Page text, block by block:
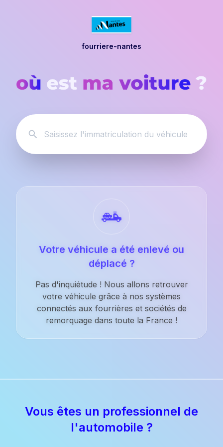
fourriere-nantes
Saisissez l'immatriculation du véhicule
Votre véhicule a été enlevé ou
déplacé ?
Pas d'inquiétude ! Nous allons retrouver
votre véhicule grâce à nos systèmes
connectés aux fourrières et sociétés de
remorquage dans toute la France !
Vous êtes un professionnel de
l'automobile ?